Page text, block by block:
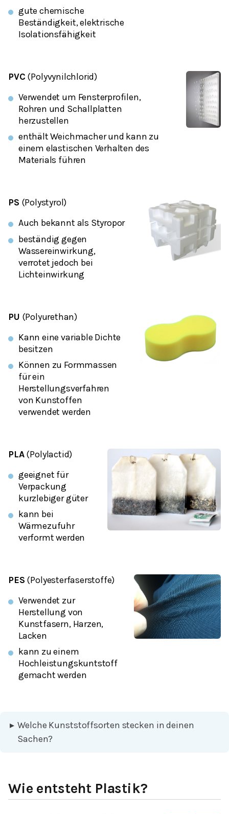
gute chemische
Beständigkeit, elektrische
Isolationsfähigkeit
PVC (Polyvynilchlorid)
Verwendet um Fensterprofilen,
Rohren und Schallplatten
herzustellen
enthält Weichmacher und kann zu
einem elastischen Verhalten des
Materials führen
PS (Polystyrol)
Auch bekannt als Styropor
beständig gegen
Wassereinwirkung,
verrotet jedoch bei
Lichteinwirkung
PU (Polyurethan)
Kann eine variable Dichte
besitzen
Können zu Formmassen
für ein
Herstellungsverfahren
von Kunstoffen
verwendet werden
PLA(Polylactid)
geeignet für
Verpackung
kurzlebiger güter
kann bei
Wärmezufuhr
verformt werden
PES (Polyesterfaserstoffe)
Verwendet zur
Herstellung von
Kunstfasern, Harzen,
Lacken
kann zu einem
Hochleistungskuntstoff
gemacht werden
▸ Welche Kunststoffsorten stecken in deinen
Sachen?
Wie entsteht Plastik?